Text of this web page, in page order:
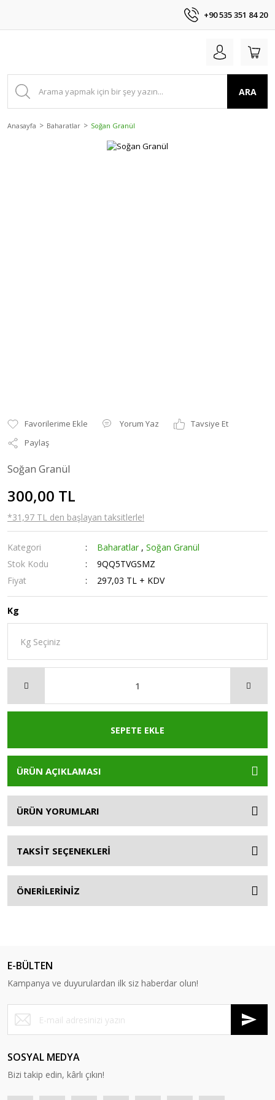
+90 535 351 84 20
ARA
Anasayfa Baharatlar Soğan Granül
Yorum Yaz
Tavsiye Et
Paylaş
Soğan Granül
300,00 TL
*31,97 TL den başlayan taksitlerle!
Kategori Baharatlar ,Soğan Granül
Stok Kodu
9QQ5TVGSMZ
Fiyat
297,03 TL + KDV
Kg
SEPETE EKLE
ÜRÜN AÇIKLAMASI
ÜRÜN YORUMLARI
TAKSİT SEÇENEKLERİ
ÖNERİLERİNİZ
E-BÜLTEN
Kampanya ve duyurulardan ilk siz haberdar olun!
SOSYAL MEDYA
Bizi takip edin, kârlı çıkın!